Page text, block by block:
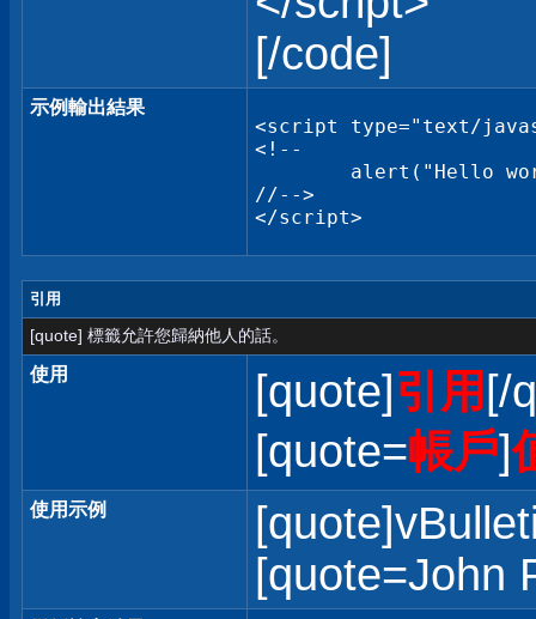
[/code]
示例輸出結果
<script type="text/
<!--
//-->
</script>
引用
[quote] 標籤允許您歸納他人的話。
使用 [quote] 引用 [/
[quote=帳戶]
使用示例
[quote=John